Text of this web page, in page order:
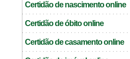
Certidão de nascimento online
Certidão de óbito online
Certidão de casamento online